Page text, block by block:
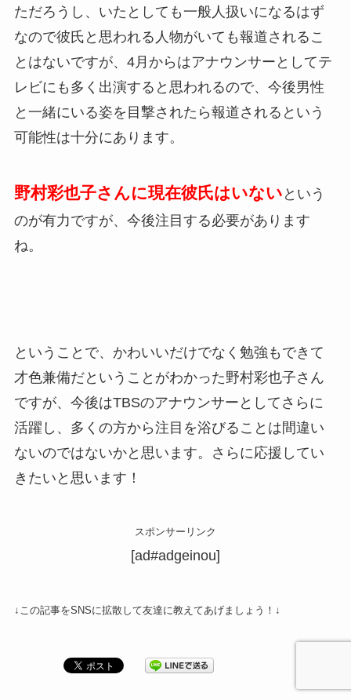
ただろうし、いたとしても一般人扱いになるはず
なので彼氏と思われる人物がいても報道されるこ
とはないですが、4月からはアナウンサーとしてテ
レビにも多く出演すると思われるので、今後男性
と一緒にいる姿を目撃されたら報道されるという
可能性は十分にあります。
野村彩也子さんに現在彼氏はいない という
のが有力ですが、今後注目する必要があります
ね。
ということで、かわいいだけでなく勉強もできて
才色兼備だということがわかった野村彩也子さん
ですが、今後はTBSのアナウンサーとしてさらに
活躍し、多くの方から注目を浴びることは間違い
ないのではないかと思います。さらに応援してい
きたいと思います！
スポンサーリンク
[ad#adgeinou]
↓この記事をSNSに拡散して友達に教えてあげましょう！↓